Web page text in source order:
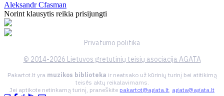
Aleksandr Cfasman
Norint klausytis reikia prisijungti
Privatumo politika
© 2014-2026 Lietuvos gretutinių teisių asociacija AGATA
Pakartot.lt yra muzikos biblioteka ir neatsako už kūrinių turinį bei atitikimą
teisės aktų reikalavimams.
Jei aptikote netinkamą turinį, praneškite pakartot@agata.lt, agata@agata.lt